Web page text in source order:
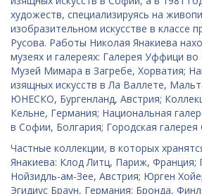
художеств, специализируясь на
изобразительном искусстве в классе
Русова. Работы Николая Янакиева
музеях и галереях: Галерея Уффици
Музей Мимара в Загребе, Хорватия;
изящных искусств в Ла Валлете,
ЮНЕСКО, Бургенланд, Австрия;
Кельне, Германия; Национальная
в Софии, Болгария; Городская
Частные коллекции, в которых
Янакиева: Клод Литц, Париж,
Нойзидль-ам-Зее, Австрия; Юрген
Эгидиус Браун, Германия; Бронда,